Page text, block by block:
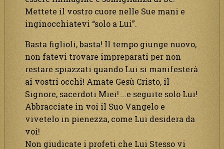
Mettete il vostro cuore nelle Sue mani e
inginocchiatevi “solo a Lui”.
Basta figlioli, basta! Il tempo giunge nuovo,
non fatevi trovare impreparati per non
restare spiazzati quando Lui si manifesterà
ai vostri occhi! Amate Gesù Cristo, il
Signore, sacerdoti Miei! …e seguite solo Lui!
Abbracciate in voi il Suo Vangelo e
vivetelo in pienezza, come Lui desidera da
voi!
Non giudicate i profeti che Lui Stesso vi